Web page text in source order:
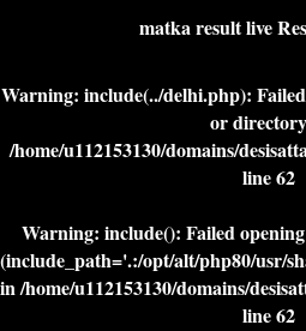
matka result live
Warning: include(../delhi.php):
or
/home/u112153130/domains/
line62
Warning: include(): Failed
(include_path='.:/opt/alt/php80/usr/
in/home/u112153130/domains/
line62